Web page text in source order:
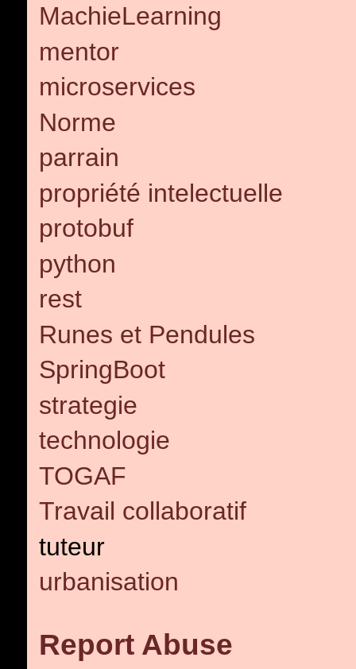
MachieLearning
mentor
microservices
Norme
parrain
propriété intelectuelle
protobuf
python
rest
Runes et Pendules
SpringBoot
strategie
technologie
TOGAF
Travail collaboratif
tuteur
urbanisation
Report Abuse